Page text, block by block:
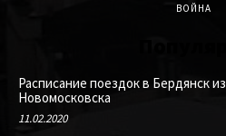
ВОЙНА
Расписание поездок в Бердянск из
Новомосковска
11.02.2020